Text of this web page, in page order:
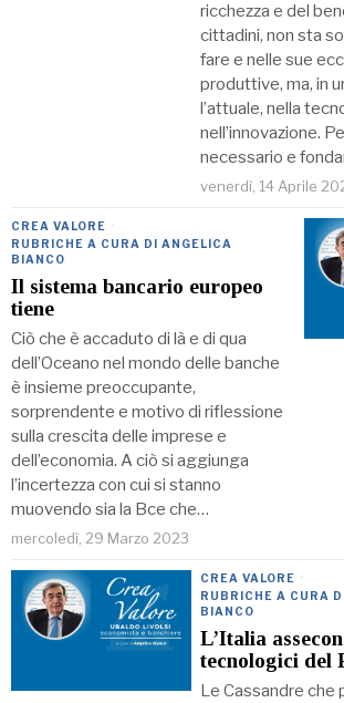
ricchezza e del
cittadini, non sta
fare e nelle sue
produttive, ma, in
l’attuale, nella
nell’innovazione.
necessario e
venerdì, 14 Aprile
CREA VALORE ·
RUBRICHE A CURA DI ANGELICA
BIANCO
Il sistema bancario europeo
tiene
Ciò che è accaduto di là e di qua
dell’Oceano nel mondo delle banche
è insieme preoccupante,
sorprendente e motivo di riflessione
sulla crescita delle imprese e
dell’economia. A ciò si aggiunga
l’incertezza con cui si stanno
muovendo sia la Bce che…
mercoledì, 29 Marzo 2023
CREA VALORE ·
RUBRICHE A CURA
BIANCO
L’Italia
tecnologici del
Le Cassandre che